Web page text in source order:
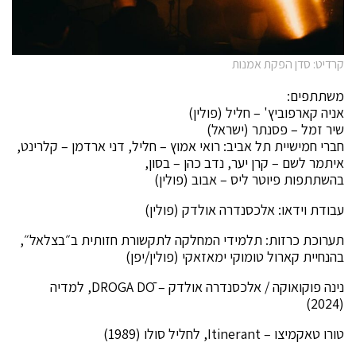
קרדיט: סדן הפקת אמנות
משתתפים:
אניה קארפוביץ' – חליל (פולין)
שיר זמל – פסנתר (ישראל)
חברי חמישיית תל אביב: רואי אמוץ – חליל, דני ארדמן – קלרינט,
איתמר לשם – קרן יער, נדב כהן – בסון,
בהשתתפות פיוטר ליס – אבוב (פולין)
עבודת וידאו: אלכסנדרה אולדק (פולין)
תערוכת כרזות: תלמידי המחלקה לתקשורת חזותית ב״בצלאל״,
בהנחיית קארול טומוקי ימאזאקי (פולין/יפן)
נינה פוקואוקה / אלכסנדרה אולדק – DROGA DŌ, למדיה
(2024)
טורו טאקמיצו – Itinerant, לחליל סולו (1989)